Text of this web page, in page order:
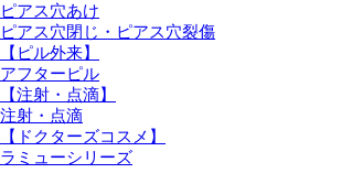
ピアス穴あけ
ピアス穴閉じ・ピアス穴裂傷
【ピル外来】
アフターピル
【注射・点滴】
注射・点滴
【ドクターズコスメ】
ラミューシリーズ